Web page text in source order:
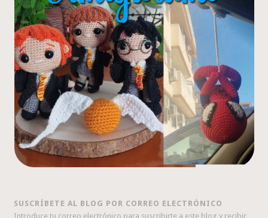
SUSCRÍBETE AL BLOG POR CORREO ELECTRÓNICO
Introduce tu correo electrónico para suscribirte a este blog y recibir